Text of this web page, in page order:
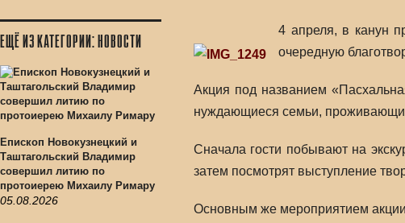
ЕЩЁ ИЗ КАТЕГОРИИ: НОВОСТИ
Епископ Новокузнецкий и
Таштагольский Владимир
совершил литию по
протоиерею Михаилу Римару
05.08.2026
4 апреля, в канун
очередную
Акция под названием
нуждающиеся семьи,
Сначала гости побывают на
затем посмотрят выступление
Основным же мероприятием